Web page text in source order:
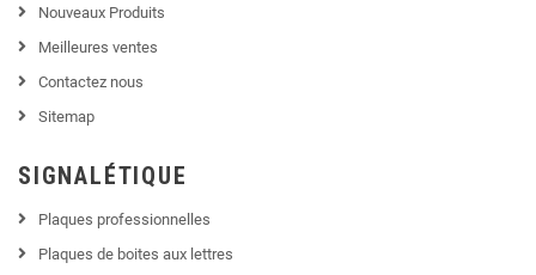
Nouveaux Produits
Meilleures ventes
Contactez nous
Sitemap
SIGNALÉTIQUE
Plaques professionnelles
Plaques de boites aux lettres